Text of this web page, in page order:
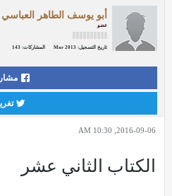
expect
find here,
has it
you find
أبو يوسف الطاهر العباسي
عضو
تاريخ التسجيل: Mar 2013 المشاركات: 143
2016-09-06, 10:30 AM
الكتاب الثاني عشر